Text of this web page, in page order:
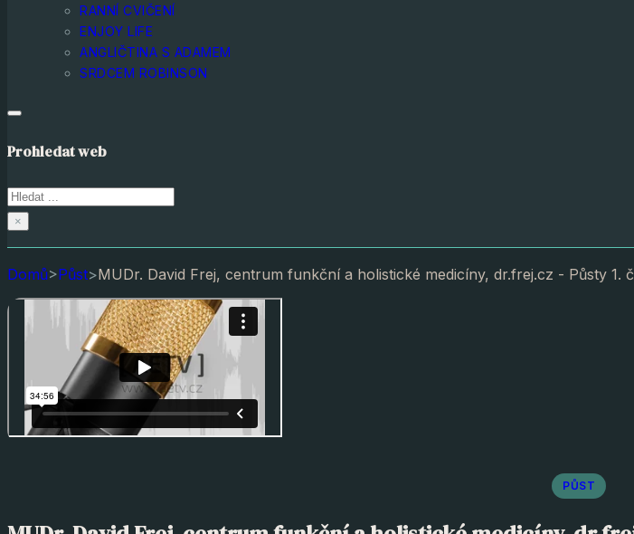
RANNÍ CVIČENÍ
ENJOY LIFE
ANGLIČTINA S ADAMEM
SRDCEM ROBINSON
Prohledat web
Hledat
×
Domů>Půst>MUDr. David Frej, centrum funkční a holistické medicíny, dr.frej.cz - Půsty 1.
PŮST